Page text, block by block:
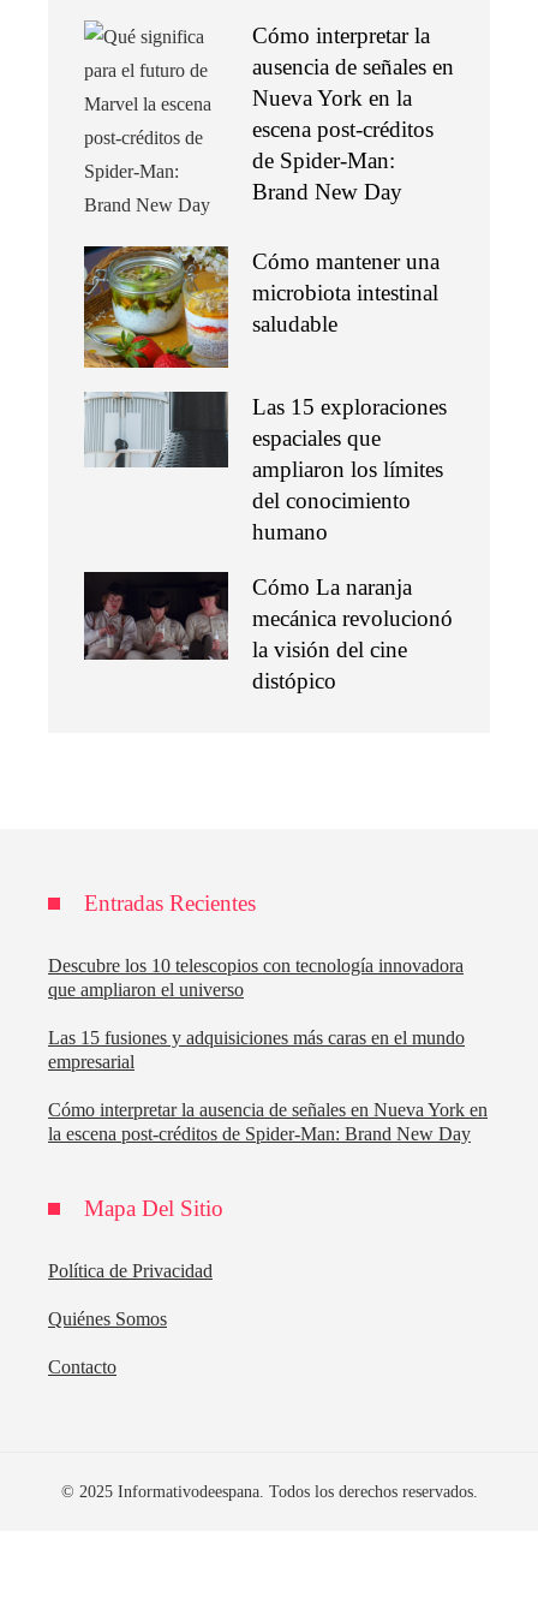
Cómo interpretar la
ausencia de señales en
Nueva York en la
escena post-créditos
de Spider-Man:
Brand New Day
Cómo mantener una
microbiota intestinal
saludable
Las 15 exploraciones
espaciales que
ampliaron los límites
del conocimiento
humano
Cómo La naranja
mecánica revolucionó
la visión del cine
distópico
Entradas Recientes
Descubre los 10 telescopios con tecnología innovadora
que ampliaron el universo
Las 15 fusiones y adquisiciones más caras en el mundo
empresarial
Cómo interpretar la ausencia de señales en Nueva York en
la escena post-créditos de Spider-Man: Brand New Day
Mapa Del Sitio
Política de Privacidad
Quiénes Somos
Contacto
© 2025 Informativodeespana. Todos los derechos reservados.